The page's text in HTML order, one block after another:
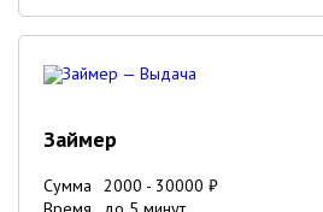
Займер
Сумма 2000 - 30000 ₽